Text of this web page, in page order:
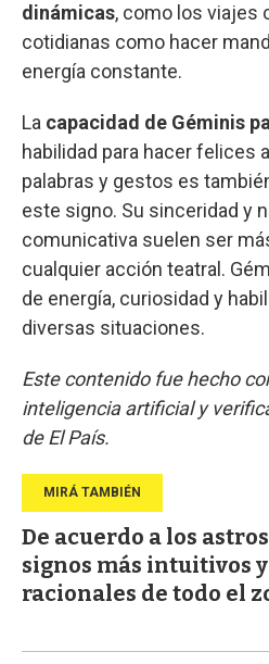
dinámicas, como los viajes
cotidianas como hacer
energía constante.
La capacidad de Géminis
habilidad para hacer felices
palabras y gestos es
este signo. Su sinceridad y
comunicativa suelen ser
cualquier acción teatral.
de energía, curiosidad y
diversas situaciones.
Este contenido fue hecho
inteligencia artificial y
de El País.
De acuerdo a los
signos más intuitivos
racionales de todo el